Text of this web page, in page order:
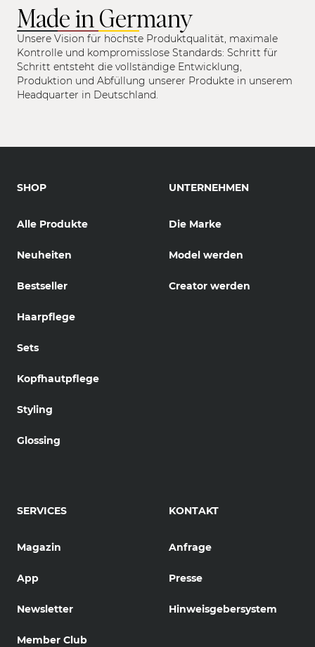
Made in Germany
Unsere Vision für höchste Produktqualität, maximale
Kontrolle und kompromisslose Standards: Schritt für
Schritt entsteht die vollständige Entwicklung,
Produktion und Abfüllung unserer Produkte in unserem
Headquarter in Deutschland.
SHOP
Alle Produkte
Neuheiten
Bestseller
Haarpflege
Sets
Kopfhautpflege
Styling
Glossing
UNTERNEHMEN
Die Marke
Model werden
Creator werden
SERVICES
Magazin
App
Newsletter
Member Club
KONTAKT
Anfrage
Presse
Hinweisgebersystem